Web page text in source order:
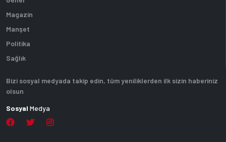
Magazin
Manşet
Politika
Sağlık
Bizi sosyal medyada takip edin, tüm yeniliklerden ilk sizin haberiniz
olsun
Sosyal Medya